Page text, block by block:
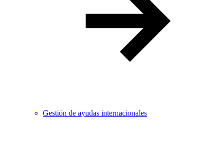
Gestión de ayudas internacionales